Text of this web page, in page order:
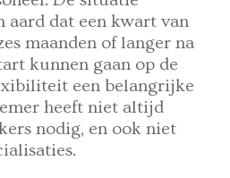
aard dat een kwart van
maanden of langer na
kunnen gaan op de
een belangrijke
heeft niet altijd
nodig, en ook niet